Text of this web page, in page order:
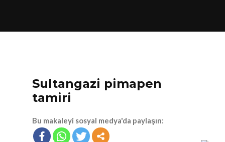
Sultangazi pimapen
tamiri
Bu makaleyi sosyal medya'da paylaşın: